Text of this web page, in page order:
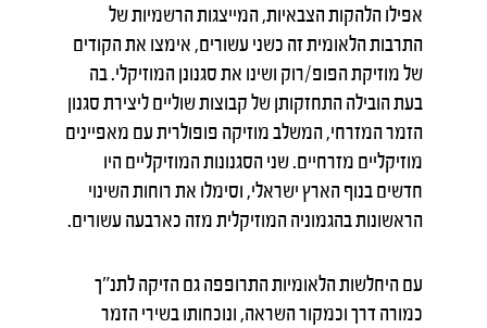
אפילו הלהקות הצבאיות, המייצגות הרשמיות של
התרבות הלאומית זה כשני עשורים, אימצו את הקודים
של מוזיקת הפופ/רוק ושינו את סגנונן המוזיקלי. בה
בעת הובילה התחזקותן של קבוצות שוליים ליצירת סגנון
הזמר המזרחי, המשלב מוזיקה פופולרית עם מאפיינים
מוזיקליים מזרחיים. שני הסגנונות המוזיקליים היו
חדשים בנוף הארץ ישראלי, וסימלו את רוחות השינוי
הראשונות בהגמוניה המוזיקלית מזה כארבעה עשורים.
עם היחלשות הלאומיות התרופפה גם הזיקה לתנ"ך
כמורה דרך וכמקור השראה, ונוכחותו בשירי הזמר